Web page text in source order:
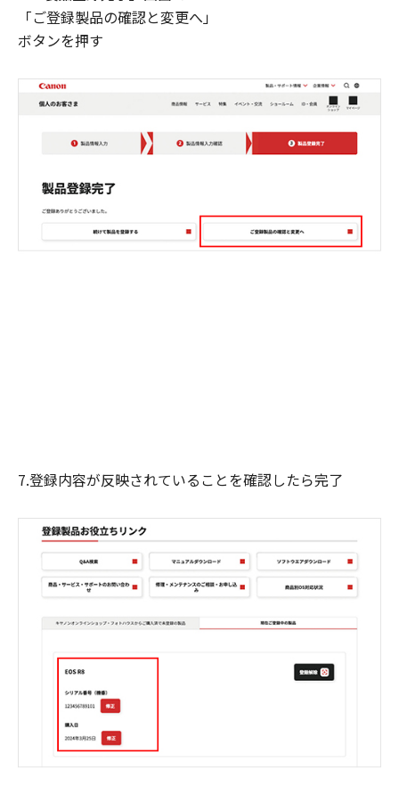
「ご登録製品の確認と変更へ」
ボタンを押す
7.登録内容が反映されていることを確認したら完了